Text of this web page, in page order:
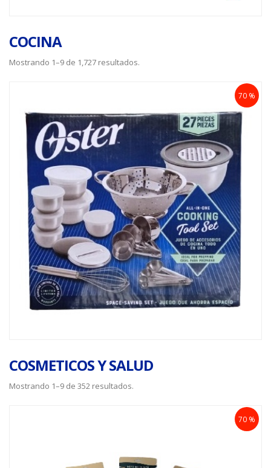
COCINA
Mostrando 1–9 de 1,727 resultados.
70 %
COSMETICOS Y SALUD
Mostrando 1–9 de 352 resultados.
70 %